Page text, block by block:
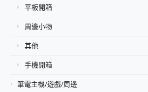
平板開箱
周邊小物
其他
手機開箱
筆電主機/遊戲/周邊